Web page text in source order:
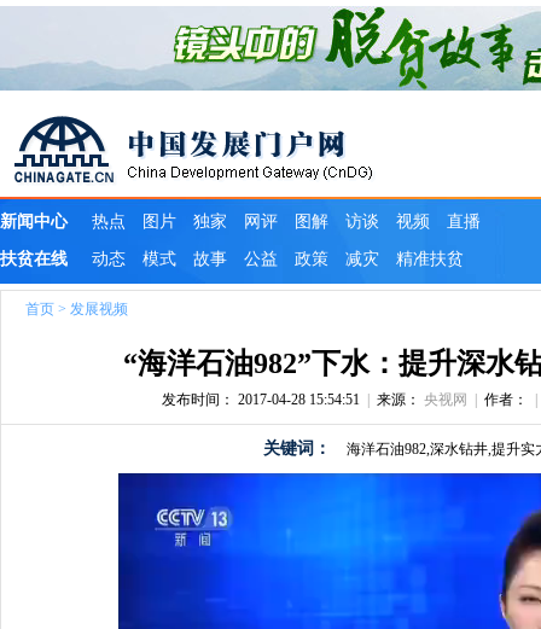
首页 > 发展视频
“海洋石油982”下水：提升深水
发布时间： 2017-04-28 15:54:51 来源： 央视网 作者：
关键词： 海洋石油982,深水钻井,提升实